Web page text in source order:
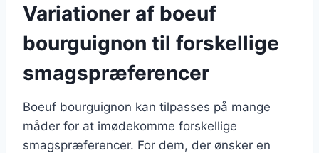
Variationer af boeuf
bourguignon til forskellige
smagspræferencer
Boeuf bourguignon kan tilpasses på mange
måder for at imødekomme forskellige
smagspræferencer. For dem, der ønsker en